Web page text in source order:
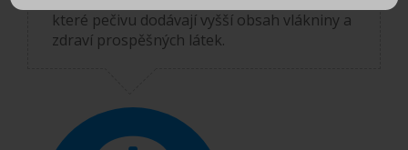
které pečivu dodávají vyšší obsah vlákniny a
zdraví prospěšných látek.